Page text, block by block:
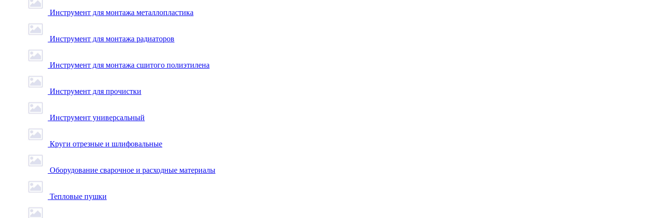
Инструмент для монтажа металлопластика
Инструмент для монтажа радиаторов
Инструмент для монтажа сшитого полиэтилена
Инструмент для прочистки
Инструмент универсальный
Круги отрезные и шлифовальные
Оборудование сварочное и расходные материалы
Тепловые пушки